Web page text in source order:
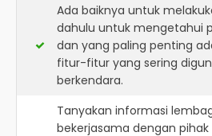
Ada baiknya untuk
dahulu untuk mengetahui
dan yang paling penting
fitur-fitur yang sering
berkendara.
Tanyakan informasi
bekerjasama dengan